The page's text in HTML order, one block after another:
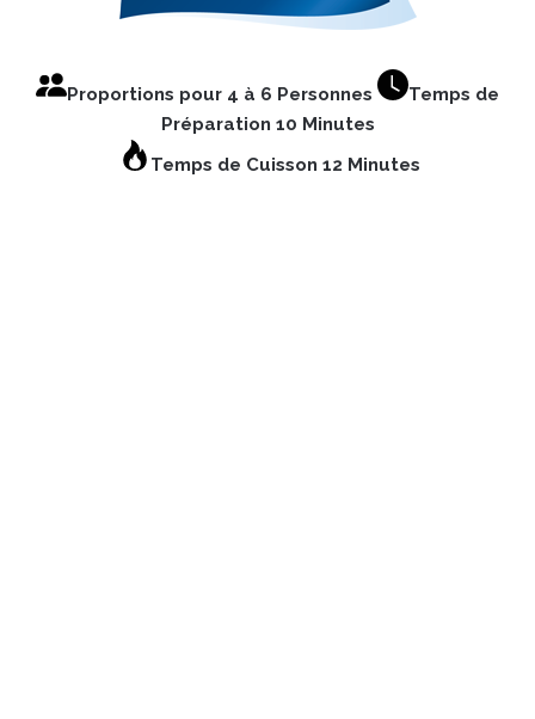
Proportions pour 4 à 6 Personnes
Temps de
Préparation 10 Minutes
Temps de Cuisson 12 Minutes